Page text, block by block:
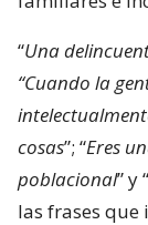
“Una
“Cuando la
cosas”; “Eres
poblacional” y “
las frases